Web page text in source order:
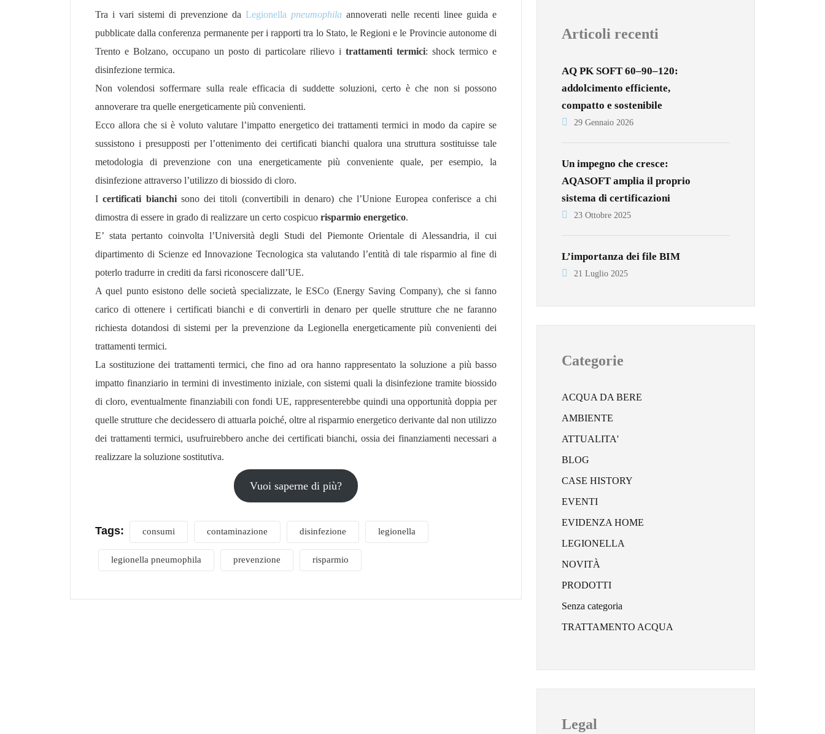
Tra i vari sistemi di prevenzione da Legionella pneumophila annoverati nelle recenti linee guida e
pubblicate dalla conferenza permanente per i rapporti tra lo Stato, le Regioni e le Provincie autonome di
Trento e Bolzano, occupano un posto di particolare rilievo i trattamenti termici: shock termico e
disinfezione termica.
Non volendosi soffermare sulla reale efficacia di suddette soluzioni, certo è che non si possono
annoverare tra quelle energeticamente più convenienti.
Ecco allora che si è voluto valutare l’impatto energetico dei trattamenti termici in modo da capire se
sussistono i presupposti per l’ottenimento dei certificati bianchi qualora una struttura sostituisse tale
metodologia di prevenzione con una energeticamente più conveniente quale, per esempio, la
disinfezione attraverso l’utilizzo di biossido di cloro.
Icertificati bianchisono dei titoli (convertibili in denaro) che l’Unione Europea conferisce a chi
dimostra di essere in grado di realizzare un certo cospicuo risparmio energetico.
E’ stata pertanto coinvolta l’Università degli Studi del Piemonte Orientale di Alessandria, il cui
dipartimento di Scienze ed Innovazione Tecnologica sta valutando l’entità di tale risparmio al fine di
poterlo tradurre in crediti da farsi riconoscere dall’UE.
A quel punto esistono delle società specializzate, le ESCo (Energy Saving Company), che si fanno
carico di ottenere i certificati bianchi e di convertirli in denaro per quelle strutture che ne faranno
richiesta dotandosi di sistemi per la prevenzione da Legionella energeticamente più convenienti dei
trattamenti termici.
La sostituzione dei trattamenti termici, che fino ad ora hanno rappresentato la soluzione a più basso
impatto finanziario in termini di investimento iniziale, con sistemi quali la disinfezione tramite biossido
di cloro, eventualmente finanziabili con fondi UE, rappresenterebbe quindi una opportunità doppia per
quelle strutture che decidessero di attuarla poiché, oltre al risparmio energetico derivante dal non utilizzo
dei trattamenti termici, usufruirebbero anche dei certificati bianchi, ossia dei finanziamenti necessari a
realizzare la soluzione sostitutiva.
Vuoi saperne di più?
Tags: consumi contaminazione disinfezione legionella
legionella pneumophila prevenzione risparmio
Articoli recenti
AQ PK SOFT 60–90–120:
addolcimento efficiente,
compatto e sostenibile
29 Gennaio 2026
Un impegno che cresce:
AQASOFT amplia il proprio
sistema di certificazioni
23 Ottobre 2025
L’importanza dei file BIM
21 Luglio 2025
Categorie
ACQUA DA BERE
AMBIENTE
ATTUALITA'
BLOG
CASE HISTORY
EVENTI
EVIDENZA HOME
LEGIONELLA
NOVITÀ
PRODOTTI
Senza categoria
TRATTAMENTO ACQUA
Legal